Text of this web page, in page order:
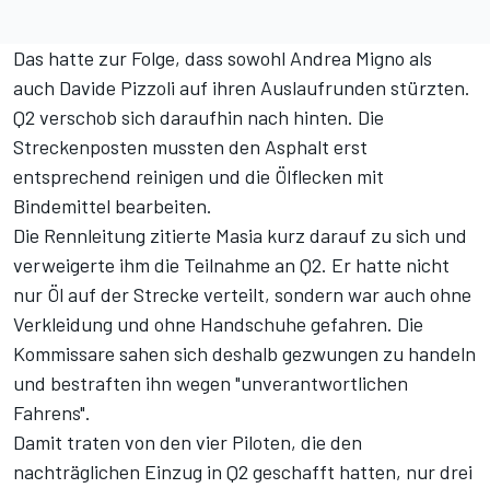
Das hatte zur Folge, dass sowohl Andrea Migno als
auch Davide Pizzoli auf ihren Auslaufrunden stürzten.
Q2 verschob sich daraufhin nach hinten. Die
Streckenposten mussten den Asphalt erst
entsprechend reinigen und die Ölflecken mit
Bindemittel bearbeiten.
Die Rennleitung zitierte Masia kurz darauf zu sich und
verweigerte ihm die Teilnahme an Q2. Er hatte nicht
nur Öl auf der Strecke verteilt, sondern war auch ohne
Verkleidung und ohne Handschuhe gefahren. Die
Kommissare sahen sich deshalb gezwungen zu handeln
und bestraften ihn wegen "unverantwortlichen
Fahrens".
Damit traten von den vier Piloten, die den
nachträglichen Einzug in Q2 geschafft hatten, nur drei